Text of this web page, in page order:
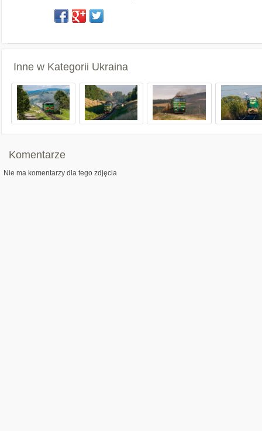
Inne w Kategorii Ukraina
Komentarze
Nie ma komentarzy dla tego zdjęcia